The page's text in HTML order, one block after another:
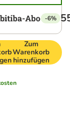
-6%
Zum
Warenkorb
hinzufügen